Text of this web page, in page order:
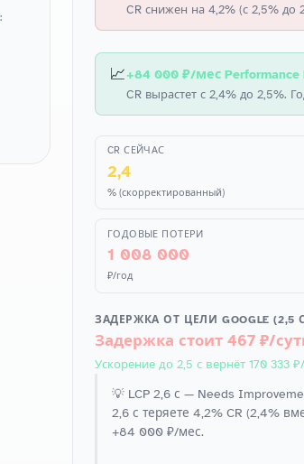
CR снижен на 4,2% (с 2,5% до
📈+84 000 ₽/мес
CR вырастет с 2,4% до 2,5%.
CR СЕЙЧАС
2,4
% (скорректированный)
ГОДОВЫЕ ПОТЕРИ
1 008 000
₽/год
ЗАДЕРЖКА ОТ ЦЕЛИ GOOGLE (2,5
Задержка стоит 467 ₽/
Ускорение до 2,5 с вернёт 170 333
💡 LCP 2,6 с — Needs
2,6 с теряете 4,2% CR (2,4%
+84 000 ₽/мес.